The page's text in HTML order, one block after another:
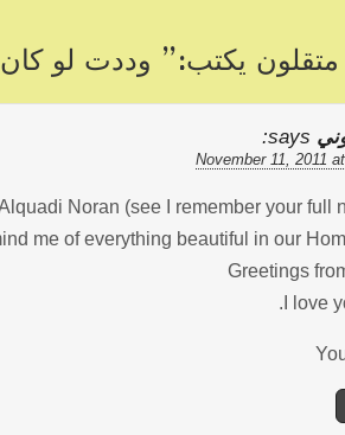
يكتب:” وددت لو كان
says:
November 11, 2011
Noran (see I remember your full
me of everything beautiful in our
Greetings
I love